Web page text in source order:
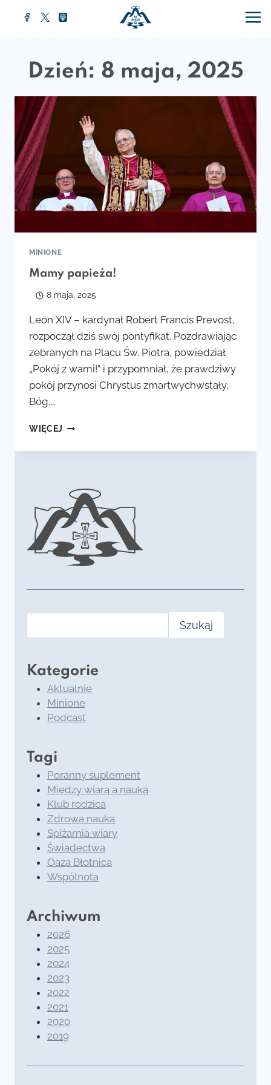
Dzień: 8 maja, 2025
MINIONE
Mamy papieża!
8 maja, 2025
Leon XIV – kardynał Robert Francis Prevost,
rozpoczął dziś swój pontyfikat. Pozdrawiając
zebranych na Placu Św. Piotra, powiedział
„Pokój z wami!” i przypomniał, że prawdziwy
pokój przynosi Chrystus zmartwychwstały,
Bóg,…
WIĘCEJ MAMY
Szukaj
Kategorie
Aktualnie
Minione
Podcast
Tagi
Poranny suplement
Między wiarą a nauką
Klub rodzica
Zdrowa nauka
Spiżarnia wiary
Świadectwa
Oaza Błotnica
Wspólnota
Archiwum
2026
2025
2024
2023
2022
2021
2020
2019